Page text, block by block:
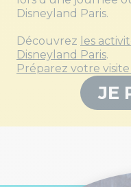
Disneyland Paris.
Découvrez les
Disneyland Paris.
Préparez votre
JE